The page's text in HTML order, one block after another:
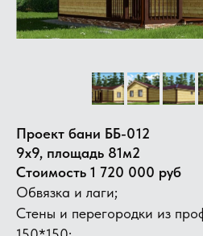
Проект бани ББ-012
9х9, площадь 81м2
Стоимость 1 720 000 руб
Обвязка и лаги;
Стены и перегородки из